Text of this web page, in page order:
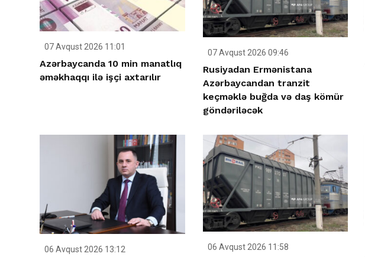
07 Avqust 2026 11:01
Azərbaycanda 10 min manatlıq
əməkhaqqı ilə işçi axtarılır
07 Avqust 2026 09:46
Rusiyadan Ermənistana
Azərbaycandan tranzit
keçməklə buğda və daş kömür
göndəriləcək
06 Avqust 2026 13:12 06 Avqust 2026 11:58